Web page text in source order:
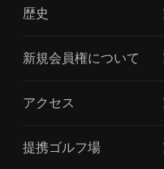
歴史
新規会員権について
アクセス
提携ゴルフ場